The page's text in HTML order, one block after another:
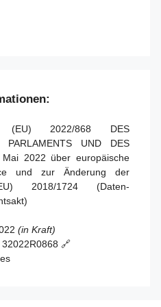
Organisationen
(EU) 2022/868 DES
PARLAMENTS UND DES
2022 über europäische
und zur Änderung der
2018/1724 (Daten-
(in Kraft)
32022R0868 🔗